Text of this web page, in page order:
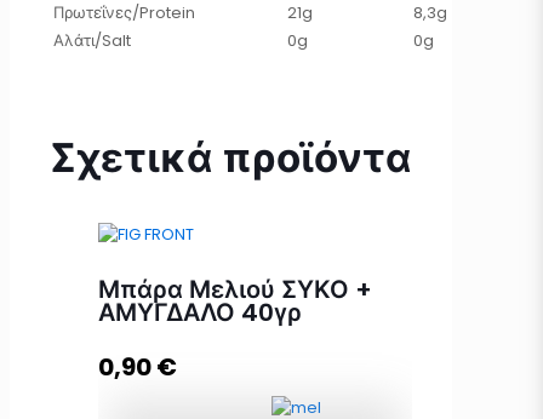
Πρωτεΐνες/Protein
21g
8,3g
Αλάτι/Salt
0g 0g
Σχετικά προϊόντα
Μπάρα Μελιού ΣΥΚΟ +
ΑΜΥΓΔΑΛΟ 40γρ
0,90€